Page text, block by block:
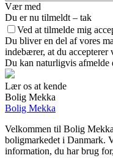
Vær med
Du er nu tilmeldt – tak
Ved at tilmelde mig
Du bliver en del af vores
indebærer, at du
Du kan naturligvis afmelde
Lær os at kende
Bolig Mekka
Bolig Mekka
Velkommen til Bolig
boligmarkedet i Danmark.
information, du har brug